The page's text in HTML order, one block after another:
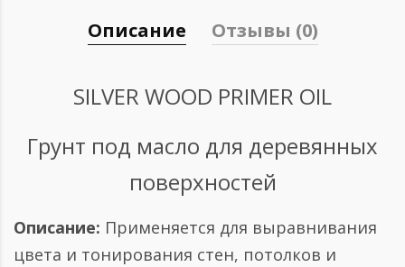
Описание Отзывы (0)
SILVER WOOD PRIMER OIL
Грунт под масло для деревянных
поверхностей
Описание: Применяется для выравнивания
цвета и тонирования стен, потолков и